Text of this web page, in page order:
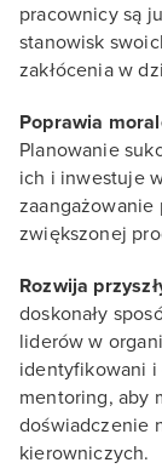
pracownicy są
stanowisk
zakłócenia w
Poprawia
Planowanie
ich i inwestuje
zaangażowanie
zwiększonej
Rozwija
doskonały
liderów w
identyfikowani
mentoring, aby
doświadczenie
kierowniczych.